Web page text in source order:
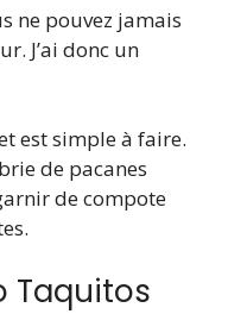
ne pouvez jamais
J’ai donc un
est simple à faire.
de pacanes
de compote
Taquitos